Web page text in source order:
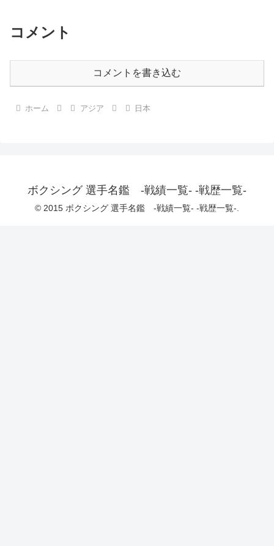
コメント
コメントを書き込む
ホーム アジア 日本
ボクシング 選手名鑑 -戦績一覧- -戦歴一覧-
© 2015 ボクシング 選手名鑑 -戦績一覧- -戦歴一覧-.